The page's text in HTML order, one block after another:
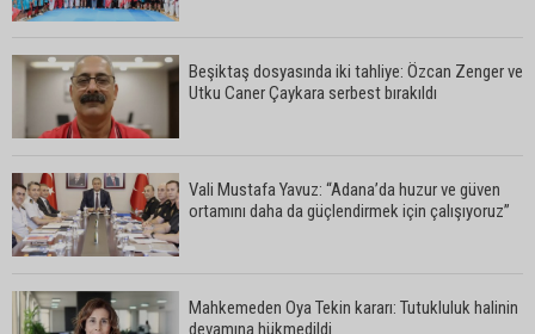
Beşiktaş dosyasında iki tahliye: Özcan Zenger ve
Utku Caner Çaykara serbest bırakıldı
Vali Mustafa Yavuz: “Adana’da huzur ve güven
ortamını daha da güçlendirmek için çalışıyoruz”
Mahkemeden Oya Tekin kararı: Tutukluluk halinin
devamına hükmedildi